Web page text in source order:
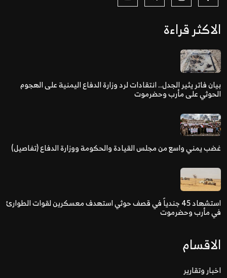
الاكثر قراءة
بيان فاتر يثير الجدل.. انتقادات لرد وزارة الدفاع اليمنية على الهجوم
الحوثي على مأرب وحضرموت
غضب يمني واسع من مجلس القيادة والحكومة ووزارة الدفاع (تفاصيل)
استشهاد 45 جندياً في قصف حوثي استهدف معسكرين لقوات الطوارئ
في مأرب وحضرموت
الاقسام
اخبار وتقارير